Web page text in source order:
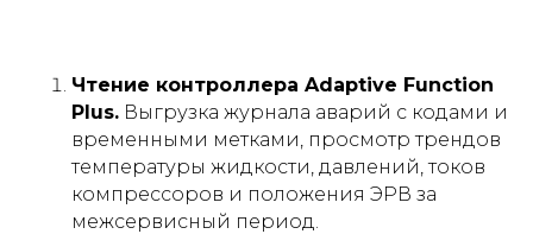
Чтение контроллера Adaptive Function
Plus. Выгрузка журнала аварий с кодами и
временными метками, просмотр трендов
температуры жидкости, давлений, токов
компрессоров и положения ЭРВ за
межсервисный период.